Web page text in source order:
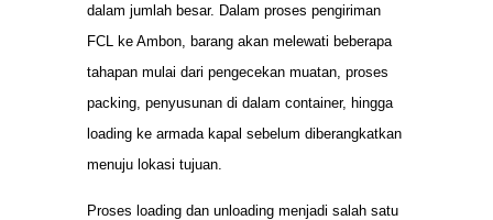
dalam jumlah besar. Dalam proses pengiriman
FCL ke Ambon, barang akan melewati beberapa
tahapan mulai dari pengecekan muatan, proses
packing, penyusunan di dalam container, hingga
loading ke armada kapal sebelum diberangkatkan
menuju lokasi tujuan.
Proses loading dan unloading menjadi salah satu